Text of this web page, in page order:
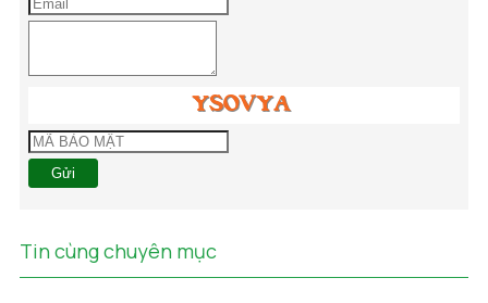
Gửi
Tin cùng chuyên mục